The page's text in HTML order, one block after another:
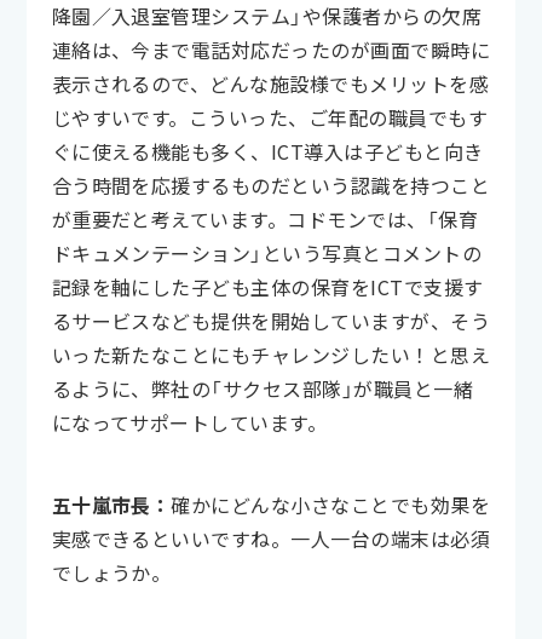
降園／入退室管理システム」や保護者からの欠席
連絡は、今まで電話対応だったのが画面で瞬時に
表示されるので、どんな施設様でもメリットを感
じやすいです。こういった、ご年配の職員でもす
ぐに使える機能も多く、ICT導入は子どもと向き
合う時間を応援するものだという認識を持つこと
が重要だと考えています。コドモンでは、「保育
ドキュメンテーション」という写真とコメントの
記録を軸にした子ども主体の保育をICTで支援す
るサービスなども提供を開始していますが、そう
いった新たなことにもチャレンジしたい！と思え
るように、弊社の「サクセス部隊」が職員と一緒
になってサポートしています。
五十嵐市長：確かにどんな小さなことでも効果を
実感できるといいですね。一人一台の端末は必須
でしょうか。